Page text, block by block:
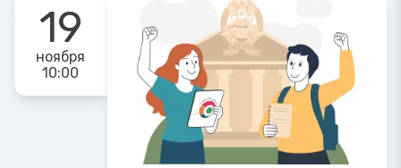
19
ноября
10:00